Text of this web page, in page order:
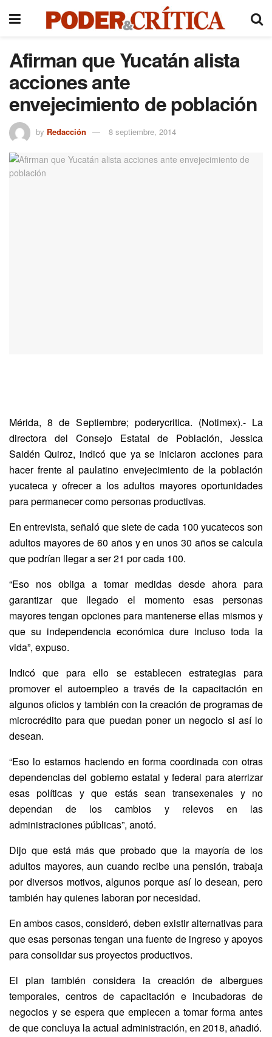
Afirman que Yucatán alista
acciones ante
envejecimiento de población
by Redacción 8 septiembre, 2014
Mérida, 8 de Septiembre; poderycritica. (Notimex).- La
directora del Consejo Estatal de Población, Jessica
Saidén Quiroz, indicó que ya se iniciaron acciones para
hacer frente al paulatino envejecimiento de la población
yucateca y ofrecer a los adultos mayores oportunidades
para permanecer como personas productivas.
En entrevista, señaló que siete de cada 100 yucatecos son
adultos mayores de 60 años y en unos 30 años se calcula
que podrían llegar a ser 21 por cada 100.
“Eso nos obliga a tomar medidas desde ahora para
garantizar que llegado el momento esas personas
mayores tengan opciones para mantenerse ellas mismos y
que su independencia económica dure incluso toda la
vida”, expuso.
Indicó que para ello se establecen estrategias para
promover el autoempleo a través de la capacitación en
algunos oficios y también con la creación de programas de
microcrédito para que puedan poner un negocio si así lo
desean.
“Eso lo estamos haciendo en forma coordinada con otras
dependencias del gobierno estatal y federal para aterrizar
esas políticas y que estás sean transexenales y no
dependan de los cambios y relevos en las
administraciones públicas”, anotó.
Dijo que está más que probado que la mayoría de los
adultos mayores, aun cuando recibe una pensión, trabaja
por diversos motivos, algunos porque así lo desean, pero
también hay quienes laboran por necesidad.
En ambos casos, consideró, deben existir alternativas para
que esas personas tengan una fuente de ingreso y apoyos
para consolidar sus proyectos productivos.
El plan también considera la creación de albergues
temporales, centros de capacitación e incubadoras de
negocios y se espera que empiecen a tomar forma antes
de que concluya la actual administración, en 2018, añadió.